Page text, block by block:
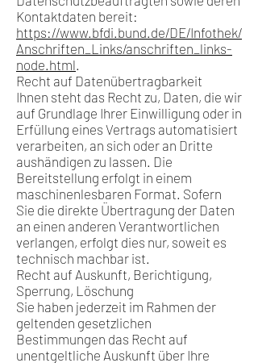
Kontaktdaten bereit:
https://www.bfdi.bund.de/DE/Infothek/
Anschriften_Links/anschriften_links-
node.html.
Recht auf Datenübertragbarkeit
Ihnen steht das Recht zu, Daten, die wir
auf Grundlage Ihrer Einwilligung oder in
Erfüllung eines Vertrags automatisiert
verarbeiten, an sich oder an Dritte
aushändigen zu lassen. Die
Bereitstellung erfolgt in einem
maschinenlesbaren Format. Sofern
Sie die direkte Übertragung der Daten
an einen anderen Verantwortlichen
verlangen, erfolgt dies nur, soweit es
technisch machbar ist.
Recht auf Auskunft, Berichtigung,
Sperrung, Löschung
Sie haben jederzeit im Rahmen der
geltenden gesetzlichen
Bestimmungen das Recht auf
unentgeltliche Auskunft über Ihre